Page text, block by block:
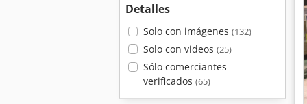
Detalles
Solo con imágenes (132)
Solo con videos (25)
Sólo comerciantes
verificados (65)